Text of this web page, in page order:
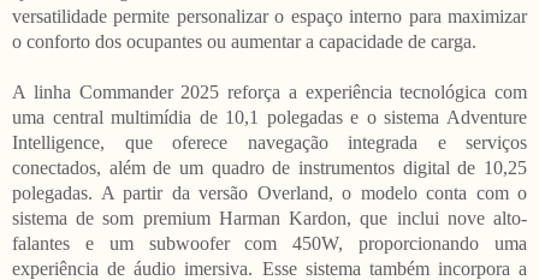
versatilidade permite personalizar o espaço interno para maximizar
o conforto dos ocupantes ou aumentar a capacidade de carga.
A linha Commander 2025 reforça a experiência tecnológica com
uma central multimídia de 10,1 polegadas e o sistema Adventure
Intelligence, que oferece navegação integrada e serviços
conectados, além de um quadro de instrumentos digital de 10,25
polegadas. A partir da versão Overland, o modelo conta com o
sistema de som premium Harman Kardon, que inclui nove alto-
falantes e um subwoofer com 450W, proporcionando uma
experiência de áudio imersiva. Esse sistema também incorpora a